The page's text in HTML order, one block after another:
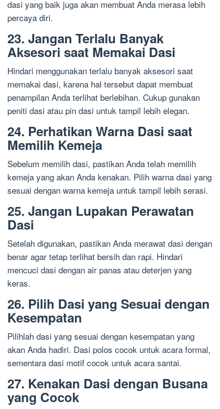
dasi yang baik juga akan membuat Anda merasa lebih
percaya diri.
23. Jangan Terlalu Banyak
Aksesori saat Memakai Dasi
Hindari menggunakan terlalu banyak aksesori saat
memakai dasi, karena hal tersebut dapat membuat
penampilan Anda terlihat berlebihan. Cukup gunakan
peniti dasi atau pin dasi untuk tampil lebih elegan.
24. Perhatikan Warna Dasi saat
Memilih Kemeja
Sebelum memilih dasi, pastikan Anda telah memilih
kemeja yang akan Anda kenakan. Pilih warna dasi yang
sesuai dengan warna kemeja untuk tampil lebih serasi.
25. Jangan Lupakan Perawatan
Dasi
Setelah digunakan, pastikan Anda merawat dasi dengan
benar agar tetap terlihat bersih dan rapi. Hindari
mencuci dasi dengan air panas atau deterjen yang
keras.
26. Pilih Dasi yang Sesuai dengan
Kesempatan
Pilihlah dasi yang sesuai dengan kesempatan yang
akan Anda hadiri. Dasi polos cocok untuk acara formal,
sementara dasi motif cocok untuk acara santai.
27. Kenakan Dasi dengan Busana
yang Cocok